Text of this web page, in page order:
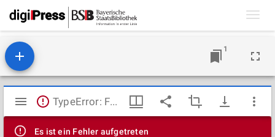
1
Mirador
Viewer
TypeError: Failed to fetch
Es ist ein Fehler aufgetreten